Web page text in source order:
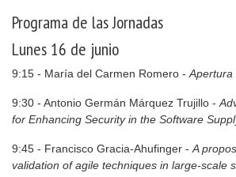
Programa de las Jornadas
Lunes 16 de junio
9:15 - María del Carmen Romero - Apertura
9:30 - Antonio Germán Márquez Trujillo -
for Enhancing Security in the Software
9:45 - Francisco Gracia-Ahufinger - A
validation of agile techniques in large-scale